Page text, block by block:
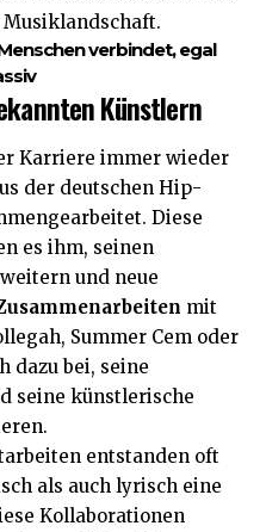
verbindet, egal
Künstlern
Karriere immer wieder
der deutschen Hip-
Diese
es ihm, seinen
und neue
mit
Summer Cem oder
dazu bei, seine
seine künstlerische
entstanden oft
als auch lyrisch eine
Kollaborationen